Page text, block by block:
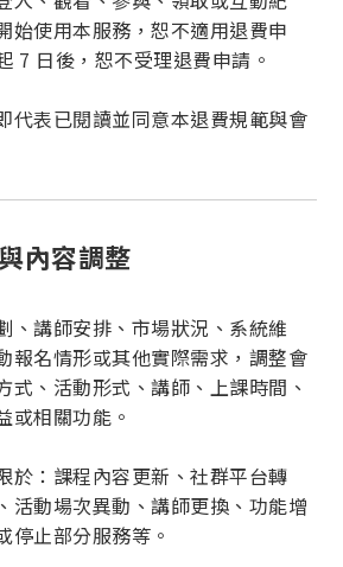
始使用本服務，恕不適用退費申
7 日後，恕不受理退費申請。
代表已閱讀並同意本退費規範與會
內容調整
、講師安排、市場狀況、系統維
報名情形或其他實際需求，調整會
式、活動形式、講師、上課時間、
或相關功能。
於：課程內容更新、社群平台轉
活動場次異動、講師更換、功能增
停止部分服務等。